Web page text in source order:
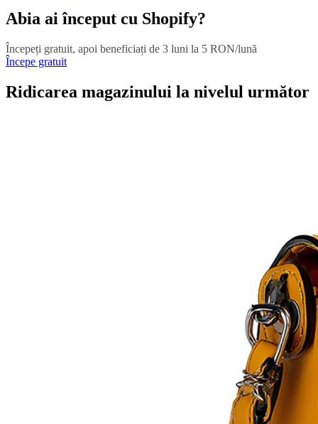
Abia ai început cu Shopify?
Începeți gratuit, apoi beneficiați de 3 luni la 5 RON/lună
Începe gratuit
Ridicarea magazinului la nivelul următor